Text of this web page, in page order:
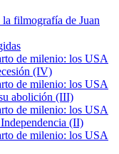
filmografía de Juan
de milenio: los USA
(IV)
de milenio: los USA
abolición (III)
de milenio: los USA
(II)
de milenio: los USA